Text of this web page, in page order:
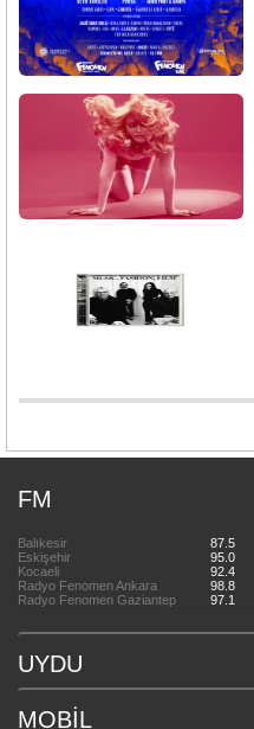
FM
Balıkesir 87.5
Eskişehir
95.0
Kocaeli
92.4
Radyo Fenomen Ankara
98.8
Radyo Fenomen Gaziantep
97.1
UYDU
MOBİL